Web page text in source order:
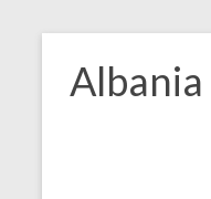
content